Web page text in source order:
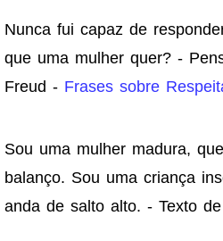
Nunca fui capaz de
que uma mulher quer? -
Freud - Frases sobre
Sou uma mulher madura,
balanço. Sou uma criança
anda de salto alto. - Texto